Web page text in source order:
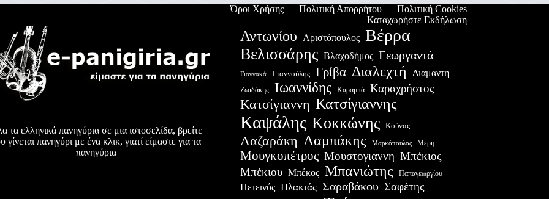
Όροι Χρήσης Πολιτική Απορρήτου
Πολιτική Cookies
Καταχωρήστε Εκδήλωση
τα ελληνικά πανηγύρια σε μια ιστοσελίδα, βρείτε
γίνεται πανηγύρι με ένα κλικ, γιατί είμαστε για τα
πανηγύρια
Αντωνίου Αριστόπουλος Βέρρα
Βελισσάρης Βλαχοδήμος Γεωργαντά
Γιαννακά Γιαννούλης Γρίβα Διαλεχτή Διαμαντη
Ζωιδάκης Ιωαννίδης Καραμπά Καραχρήστος
Κατσίγιαννη Κατσίγιαννης
Καψάλης Κοκκώνης Κούνας
Λαζαράκη Λαμπάκης Μαρκόπουλος Μερη
Μουγκοπέτρος Μουστογιαννη Μπέκιος
Μπέκιου Μπέκος Μπανιώτης Παπαγεωργίου
Πετεινός Πλακιάς Σαραβάκου Σαφέτης